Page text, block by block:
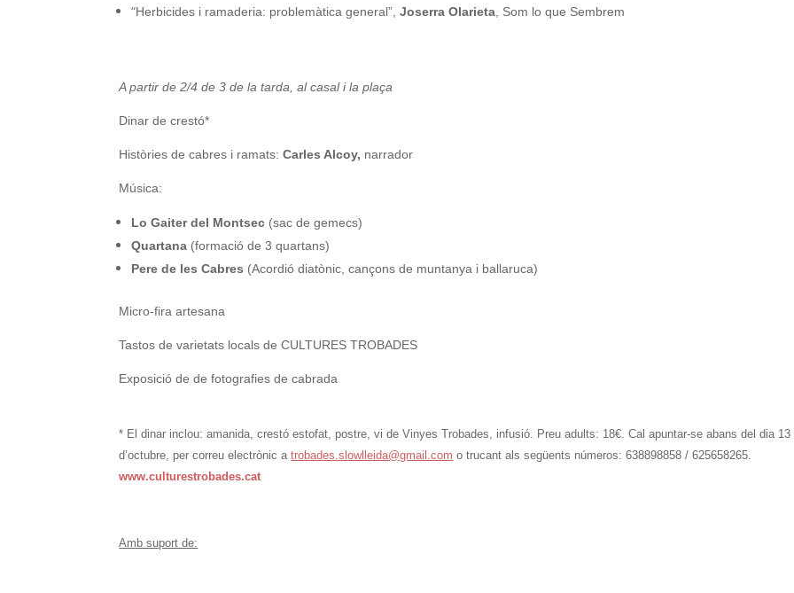
“Herbicides i ramaderia: problemàtica general”,Joserra Olarieta, Som lo que Sembrem
A partir de 2/4 de 3 de la tarda, al casal i la plaça
Dinar de crestó*
Històries de cabres i ramats:Carles Alcoy, narrador
Música:
Lo Gaiter del Montsec (sac de gemecs)
Quartana (formació de 3 quartans)
Pere de les Cabres (Acordió diatònic, cançons de muntanya i ballaruca)
Micro-fira artesana
Tastos de varietats locals de CULTURES TROBADES
Exposició de de fotografies de cabrada
* El dinar inclou: amanida, crestó estofat, postre, vi de Vinyes Trobades, infusió. Preu adults: 18€. Cal apuntar-se abans del dia 13
d’octubre, per correu electrònic atrobades.slowlleida@gmail.com o trucant als següents números: 638898858 / 625658265.
www.culturestrobades.cat
Amb suport de: